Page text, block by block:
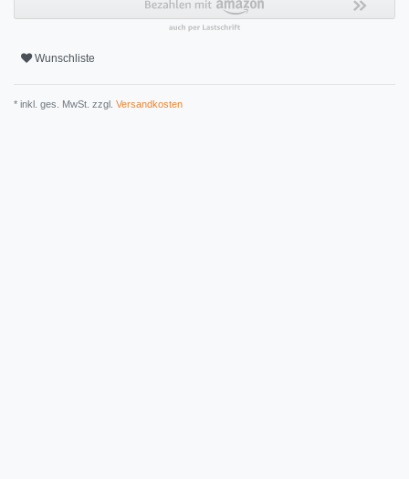
Wunschliste
* inkl. ges. MwSt. zzgl. Versandkosten